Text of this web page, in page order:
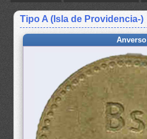
Tipo A (Isla de Providencia-)
Anverso